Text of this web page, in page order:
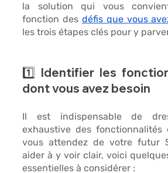
la solution qui vous
fonction des défis que vous
les trois étapes clés pour y
1️⃣ Identifier les
dont vous avez besoin
Il est indispensable de
exhaustive des fonctionnalités
vous attendez de votre futur
aider à y voir clair, voici
essentielles à considérer :